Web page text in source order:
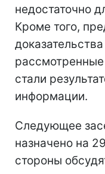
недостаточно
Кроме того,
стали
информации.
Следующее
назначено на
стороны